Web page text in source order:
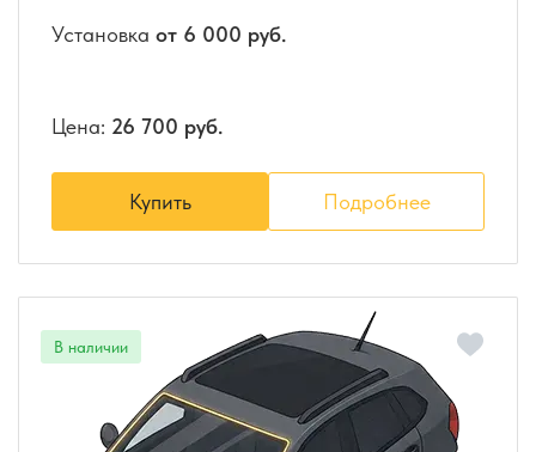
Установка от 6 000 руб.
Цена: 26 700 руб.
Купить Подробнее